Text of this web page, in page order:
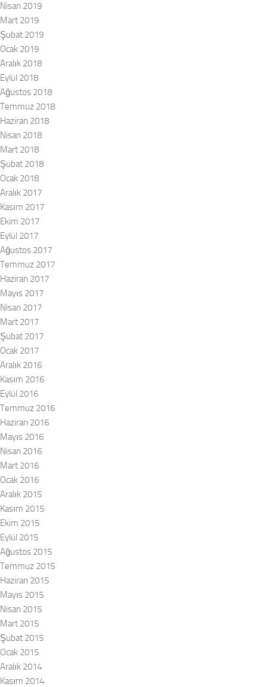
Nisan 2019
Mart 2019
Şubat 2019
Ocak 2019
Aralık 2018
Eylül 2018
Ağustos 2018
Temmuz 2018
Haziran 2018
Nisan 2018
Mart 2018
Şubat 2018
Ocak 2018
Aralık 2017
Kasım 2017
Ekim 2017
Eylül 2017
Ağustos 2017
Temmuz 2017
Haziran 2017
Mayıs 2017
Nisan 2017
Mart 2017
Şubat 2017
Ocak 2017
Aralık 2016
Kasım 2016
Eylül 2016
Temmuz 2016
Haziran 2016
Mayıs 2016
Nisan 2016
Mart 2016
Ocak 2016
Aralık 2015
Kasım 2015
Ekim 2015
Eylül 2015
Ağustos 2015
Temmuz 2015
Haziran 2015
Mayıs 2015
Nisan 2015
Mart 2015
Şubat 2015
Ocak 2015
Aralık 2014
Kasım 2014